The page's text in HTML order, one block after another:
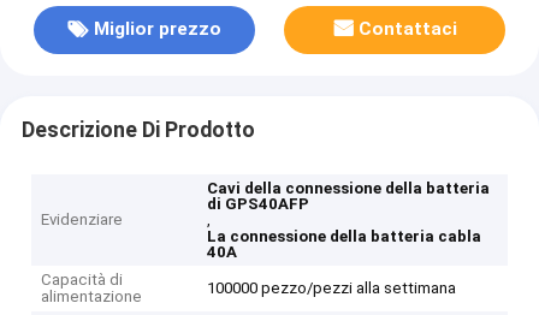
Miglior prezzo Contattaci
Descrizione Di Prodotto
Evidenziare
Cavi della connessione della batteria
di GPS40AFP
,
La connessione della batteria cabla
40A
Capacità di
alimentazione
100000 pezzo/pezzi alla settimana